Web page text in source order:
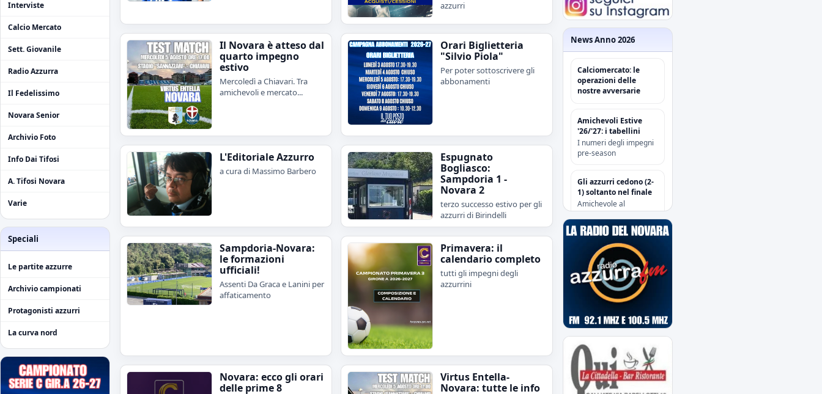
Interviste
Calcio Mercato
Sett. Giovanile
Radio Azzurra
Il Fedelissimo
Novara Senior
Archivio Foto
Info Dai Tifosi
A. Tifosi Novara
Varie
Speciali
Le partite azzurre
Archivio campionati
Protagonisti azzurri
La curva nord
azzurri
Il Novara è atteso dal
quarto impegno
estivo
Mercoledì a Chiavari. Tra
amichevoli e mercato...
Orari Biglietteria
"Silvio Piola"
Per poter sottoscrivere gli
abbonamenti
L'Editoriale Azzurro
a cura di Massimo Barbero
Espugnato
Bogliasco:
Sampdoria 1 -
Novara 2
terzo successo estivo per gli
azzurri di Birindelli
Sampdoria-Novara:
le formazioni
ufficiali!
Assenti Da Graca e Lanini per
affaticamento
Primavera: il
calendario completo
tutti gli impegni degli
azzurrini
Novara: ecco gli orari
delle prime 8
Virtus Entella-
Novara: tutte le info
News Anno 2026
Calciomercato: le
operazioni delle
nostre avversarie
Amichevoli Estive
'26/'27: i tabellini
I numeri degli impegni
pre-season
Gli azzurri cedono (2-
1) soltanto nel finale
Amichevole al
“Sannazzari” di Chiavari
tra Entella e Novara
Risoluzione
contrattuale con
Attanasio e Camolese
Risoluzione
contrattuale con
Alberti
Acquisti/Cessioni
"Sessione Estiva
2026/2027"
tutte le operazioni degli